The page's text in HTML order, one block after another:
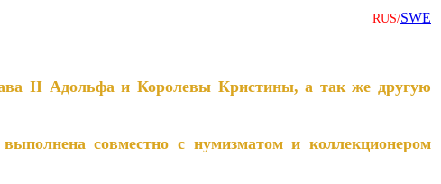
RUS/SWE
II Адольфа и Королевы Кристины, а так же другую
совместно с нумизматом и коллекционером